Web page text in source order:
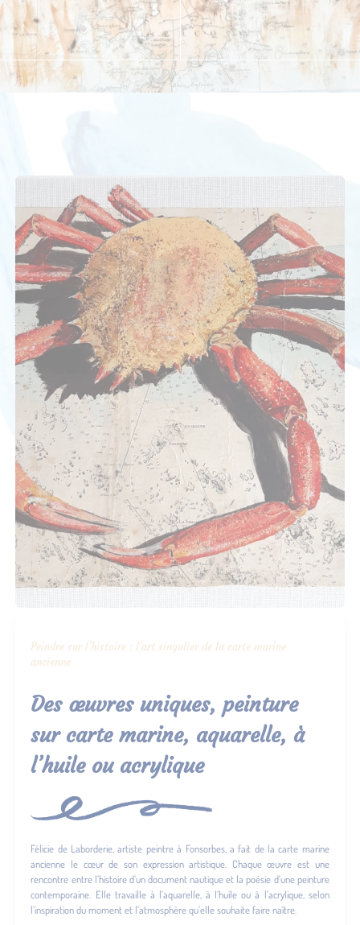
Peindre sur l’histoire : l’art singulier de la carte marine
ancienne
Des œuvres uniques, peinture
sur carte marine, aquarelle, à
l’huile ou acrylique
Félicie de Laborderie, artiste peintre à Fonsorbes, a fait de la carte marine
ancienne le cœur de son expression artistique. Chaque œuvre est une
rencontre entre l’histoire d’un document nautique et la poésie d’une peinture
contemporaine. Elle travaille à l’aquarelle, à l’huile ou à l’acrylique, selon
l’inspiration du moment et l’atmosphère qu’elle souhaite faire naître.